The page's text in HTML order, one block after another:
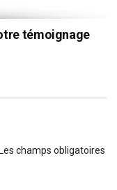
témoignage
Les champs obligatoires